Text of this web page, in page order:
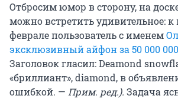
Отбросим юмор в сторону, на
можно встретить удивительное: к
феврале пользователь с именем
эксклюзивный айфон за 50 000
Заголовок гласил: Deamond
«бриллиант», diamond, в
ошибкой. — Прим. ред.). Задача